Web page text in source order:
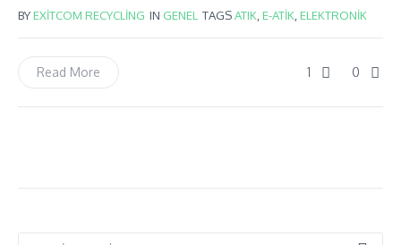
BYEXITCOM RECYCLING IN GENEL TAGSATIK,E-ATIK,ELEKTRONIK
1 0
Read More